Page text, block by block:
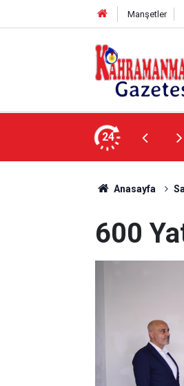
Manşetler
24
Tamamlanıyor”
Anasayfa
600